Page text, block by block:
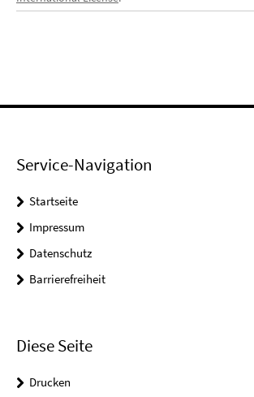
Service-Navigation
Startseite
Impressum
Datenschutz
Barrierefreiheit
Diese Seite
Drucken